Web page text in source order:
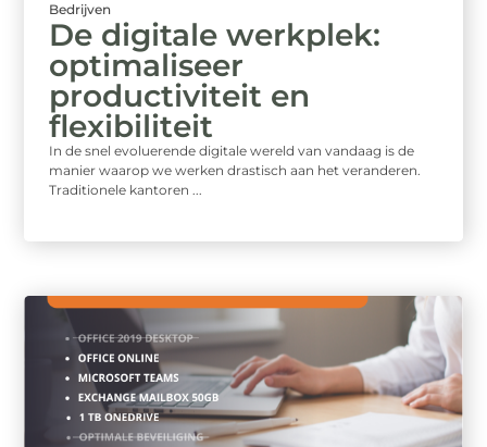
Bedrijven
De digitale werkplek:
optimaliseer
productiviteit en
flexibiliteit
In de snel evoluerende digitale wereld van vandaag is de
manier waarop we werken drastisch aan het veranderen.
Traditionele kantoren ...